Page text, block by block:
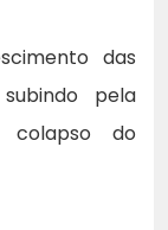
das
pela
colapso do